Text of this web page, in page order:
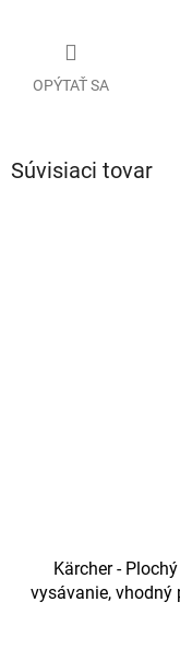
OPÝTAŤ SA
Súvisiaci tovar
Kärcher -
vysávanie, vhodný